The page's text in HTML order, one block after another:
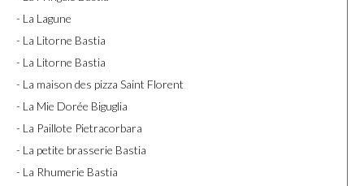
- La Lagune
- La Litorne Bastia
- La Litorne Bastia
- La maison des pizza Saint Florent
- La Mie Dorée Biguglia
- La Paillote Pietracorbara
- La petite brasserie Bastia
- La Rhumerie Bastia